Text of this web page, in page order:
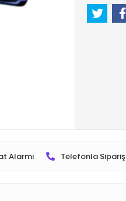
Alarmı Telefonla Sipariş